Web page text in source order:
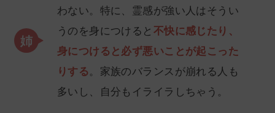
わない。特に、霊感が強い人はそうい
うのを身につけると 不快に感じたり、
身につけると必ず悪いことが起こった
りする。家族のバランスが崩れる人も
多いし、自分もイライラしちゃう。